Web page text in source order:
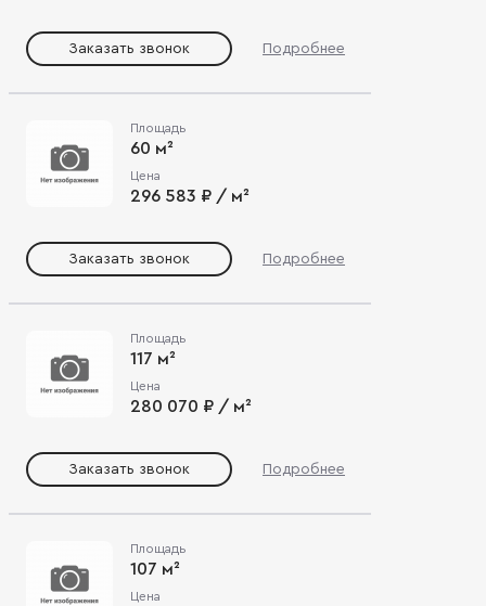
Заказать звонок Подробнее
Площадь
60 м²
Цена
296 583 ₽ / м²
Заказать звонок Подробнее
Площадь
117 м²
Цена
280 070 ₽ / м²
Заказать звонок Подробнее
Площадь
107 м²
Цена